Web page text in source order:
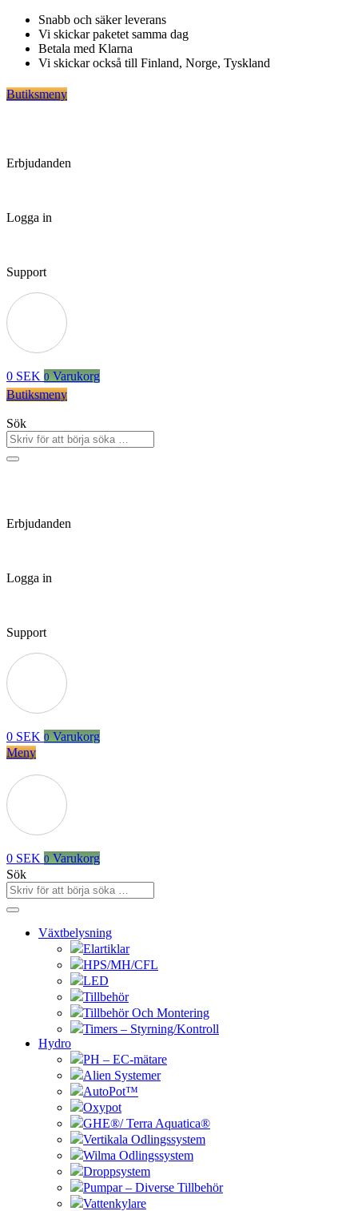
Hoppa
innehåll
Snabb och säker leverans
Vi skickar paketet samma dag
Betala med Klarna
Vi skickar också till Finland, Norge, Tyskland
Butiksmeny
Erbjudanden
Logga in
Support
0 SEK 0 Varukorg
Butiksmeny
Sök
Erbjudanden
Logga in
Support
0 SEK 0 Varukorg
Meny
0 SEK 0 Varukorg
Sök
Växtbelysning
Elartiklar
HPS/MH/CFL
LED
Tillbehör
Tillbehör Och Montering
Timers – Styrning/Kontroll
Hydro
PH – EC-mätare
Alien Systemer
AutoPot™
Oxypot
GHE®/ Terra Aquatica®
Vertikala Odlingssystem
Wilma Odlingssystem
Droppsystem
Pumpar – Diverse Tillbehör
Vattenkylare